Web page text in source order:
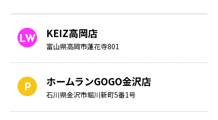
KEIZ高岡店
富山県高岡市蓮花寺801
ホームランGOGO金沢店
石川県金沢市堀川新町5番1号